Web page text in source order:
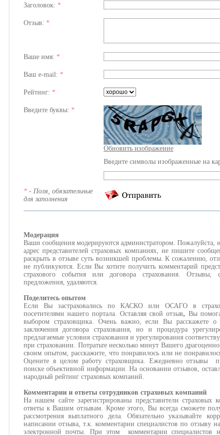
Заголовок: *
Отзыв: *
Ваше имя: *
Ваш e-mail: *
Рейтинг: *
Введите буквы: *
Обновить изображение
Введите символы изображенные на
* - Поля, обязательные
для заполнения
Модерация
Ваши сообщения модерируются администратором. Пожалуйста,
адрес представителей страховых компаниях, не пишите
раскрыть в отзыве суть возникшей проблемы. К сожалению,
не публикуются. Если Вы хотите получить комментарий
страхового события или договора страхования.
предложения, удаляются.
Поделитесь опытом
Если Вы застраховались по КАСКО или ОСАГО в
посетителями нашего портала. Оставляя свой отзыв, Вы
выбором страховщика. Очень важно, если Вы расскажете
заключения договора страхования, но и процедура
предлагаемые условия страхования и урегулирования
при страховании. Потратьте несколько минут Вашего
своим опытом, расскажите, что понравилось или не
Оцените в целом работу страховщика. Ежедневно отзывы
поиске объективной информации. На основании отзывов,
народный рейтинг страховых компаний.
Комментарии и ответы сотрудников страховых компаний
На нашем сайте зарегистрированы представители
ответы к Вашим отзывам. Кроме этого, Вы всегда сможете
рассмотрения выплатного дела. Обязательно указывайте
написании отзыва, т.к. комментарии специалистов по отзыву
электронной почты. При этом комментарии специалистов